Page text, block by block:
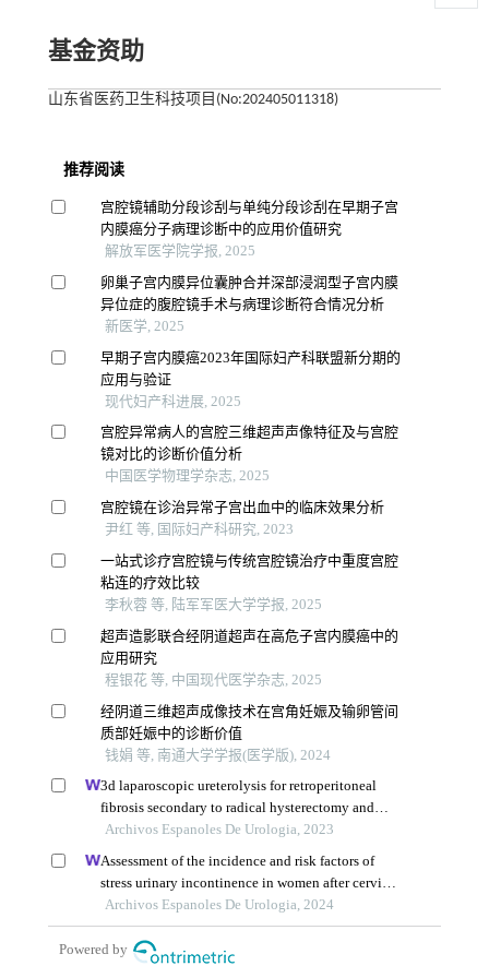
基金资助
山东省医药卫生科技项目(No:202405011318)